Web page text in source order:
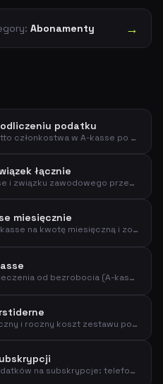
Abonamenty →
podatku
Oblicz efektywny koszt netto członkostwa w A-kasse po odliczeniu podatkowym z regulowanym procentem odliczenia.
łącznie
Oblicz łączny koszt A-kasse i związku zawodowego przed i po odliczeniu podatkowym.
miesięcznie
Przelicz roczną składkę A-kasse na kwotę miesięczną i zobacz efektywny koszt po odliczeniu podatkowym.
Oblicz roczny koszt ubezpieczenia od bezrobocia (A-kasse) i efektywny koszt po odliczeniu podatkowym.
Oblicz tygodniowy, miesięczny i roczny koszt zestawu posiłków Aarstiderne.
Uzyskaj pełny przegląd wydatków na subskrypcje: telefon, internet, streaming, fitness, muzyka, prasa i więcej.